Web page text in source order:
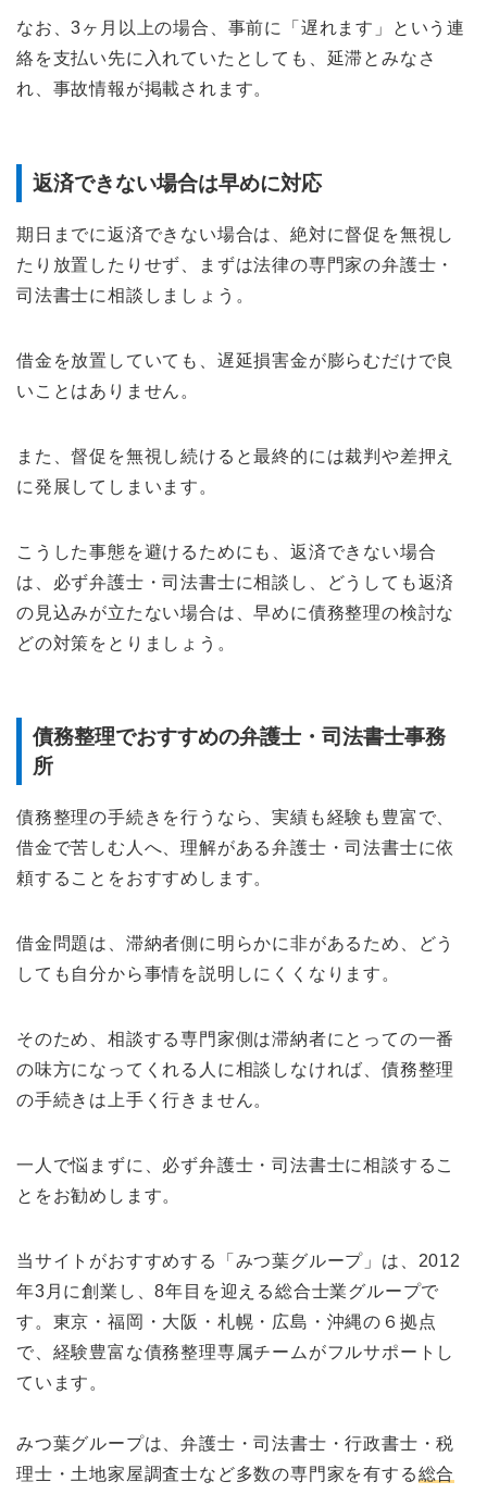
なお、3ヶ月以上の場合、事前に「遅れます」という連
絡を支払い先に入れていたとしても、延滞とみなさ
れ、事故情報が掲載されます。
返済できない場合は早めに対応
期日までに返済できない場合は、絶対に督促を無視し
たり放置したりせず、まずは法律の専門家の弁護士・
司法書士に相談しましょう。
借金を放置していても、遅延損害金が膨らむだけで良
いことはありません。
また、督促を無視し続けると最終的には裁判や差押え
に発展してしまいます。
こうした事態を避けるためにも、返済できない場合
は、必ず弁護士・司法書士に相談し、どうしても返済
の見込みが立たない場合は、早めに債務整理の検討な
どの対策をとりましょう。
債務整理でおすすめの弁護士・司法書士事務
所
債務整理の手続きを行うなら、実績も経験も豊富で、
借金で苦しむ人へ、理解がある弁護士・司法書士に依
頼することをおすすめします。
借金問題は、滞納者側に明らかに非があるため、どう
しても自分から事情を説明しにくくなります。
そのため、相談する専門家側は滞納者にとっての一番
の味方になってくれる人に相談しなければ、債務整理
の手続きは上手く行きません。
一人で悩まずに、必ず弁護士・司法書士に相談するこ
とをお勧めします。
当サイトがおすすめする「みつ葉グループ」は、2012
年3月に創業し、8年目を迎える総合士業グループで
す。東京・福岡・大阪・札幌・広島・沖縄の６拠点
で、経験豊富な債務整理専属チームがフルサポートし
ています。
みつ葉グループは、弁護士・司法書士・行政書士・税
理士・土地家屋調査士など多数の専門家を有する総合